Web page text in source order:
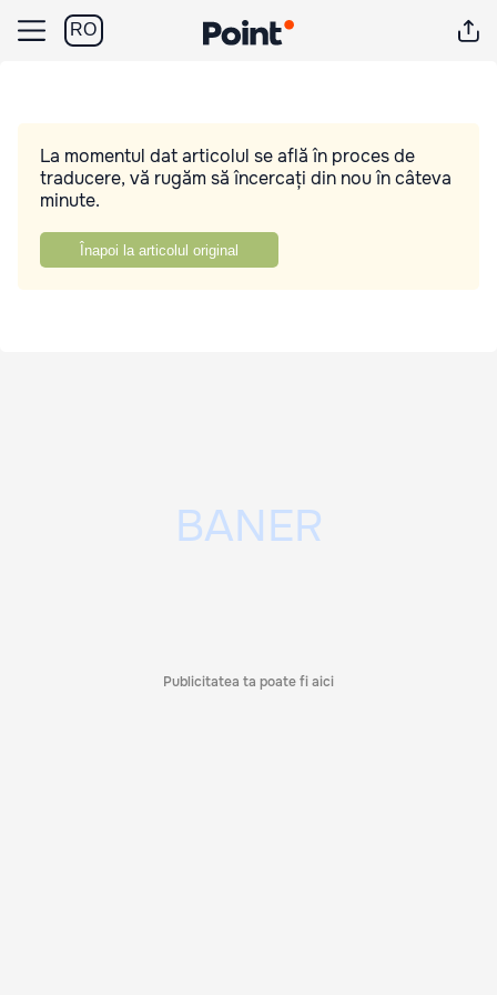
RO
La momentul dat articolul se află în proces de
traducere, vă rugăm să încercați din nou în câteva
minute.
Înapoi la articolul original
Publicitatea ta poate fi aici